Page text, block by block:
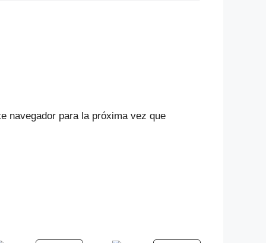
navegador para la próxima vez que